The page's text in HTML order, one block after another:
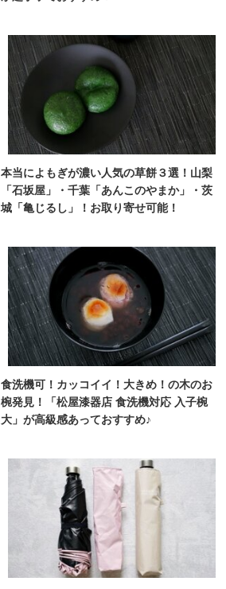
本当によもぎが濃い人気の草餅３選！山梨
「石坂屋」・千葉「あんこのやまか」・茨
城「亀じるし」！お取り寄せ可能！
食洗機可！カッコイイ！大きめ！の木のお
椀発見！「松屋漆器店 食洗機対応 入子椀
大」が高級感あっておすすめ♪